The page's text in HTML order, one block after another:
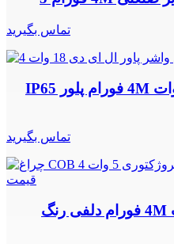
تماس بگیرید
وال واشر پاور ال ای دی 18 وات 4M فورام پلور IP65
تماس بگیرید
چراغ COB پروژکتوری 5 وات 4M فورام دلفی رنگ